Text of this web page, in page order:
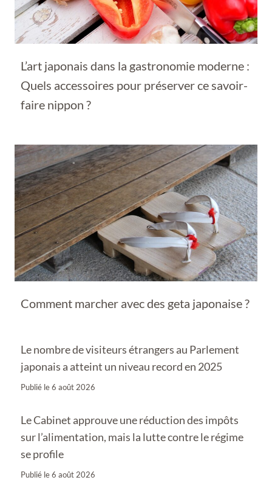
L’art japonais dans la gastronomie moderne :
Quels accessoires pour préserver ce savoir-
faire nippon ?
Comment marcher avec des geta japonaise ?
Le nombre de visiteurs étrangers au Parlement
japonais a atteint un niveau record en 2025
Publié le6 août 2026
Le Cabinet approuve une réduction des impôts
sur l’alimentation, mais la lutte contre le régime
se profile
Publié le6 août 2026